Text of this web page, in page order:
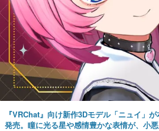
『VRChat』向け新作3Dモデル「ニュイ」
発売。瞳に光る星や感情豊かな表情が、小